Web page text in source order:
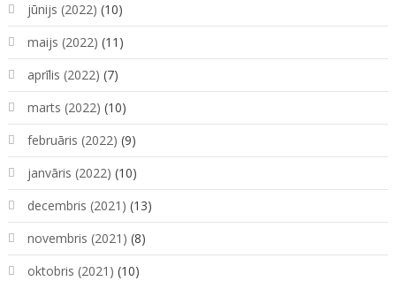
jūnijs (2022) (10)
maijs (2022) (11)
aprīlis (2022) (7)
marts (2022) (10)
februāris (2022) (9)
janvāris (2022) (10)
decembris (2021) (13)
novembris (2021) (8)
oktobris (2021) (10)